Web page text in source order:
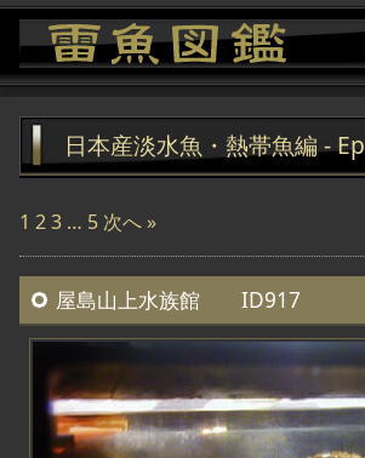
日本産淡水魚・熱帯魚編 -
1 23 … 5 次へ »
屋島山上水族館 ID917